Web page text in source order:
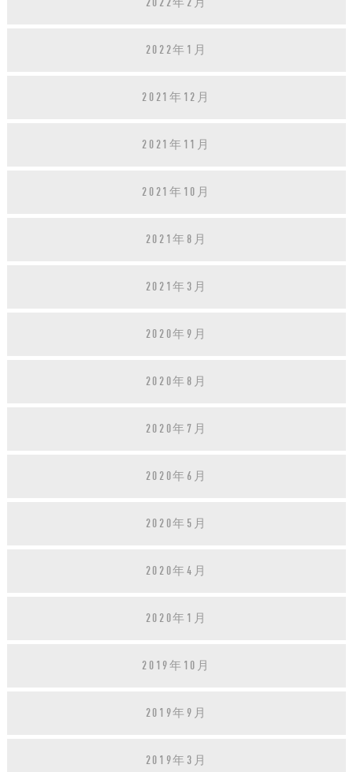
2022年1月
2021年12月
2021年11月
2021年10月
2021年8月
2021年3月
2020年9月
2020年8月
2020年7月
2020年6月
2020年5月
2020年4月
2020年1月
2019年10月
2019年9月
2019年3月